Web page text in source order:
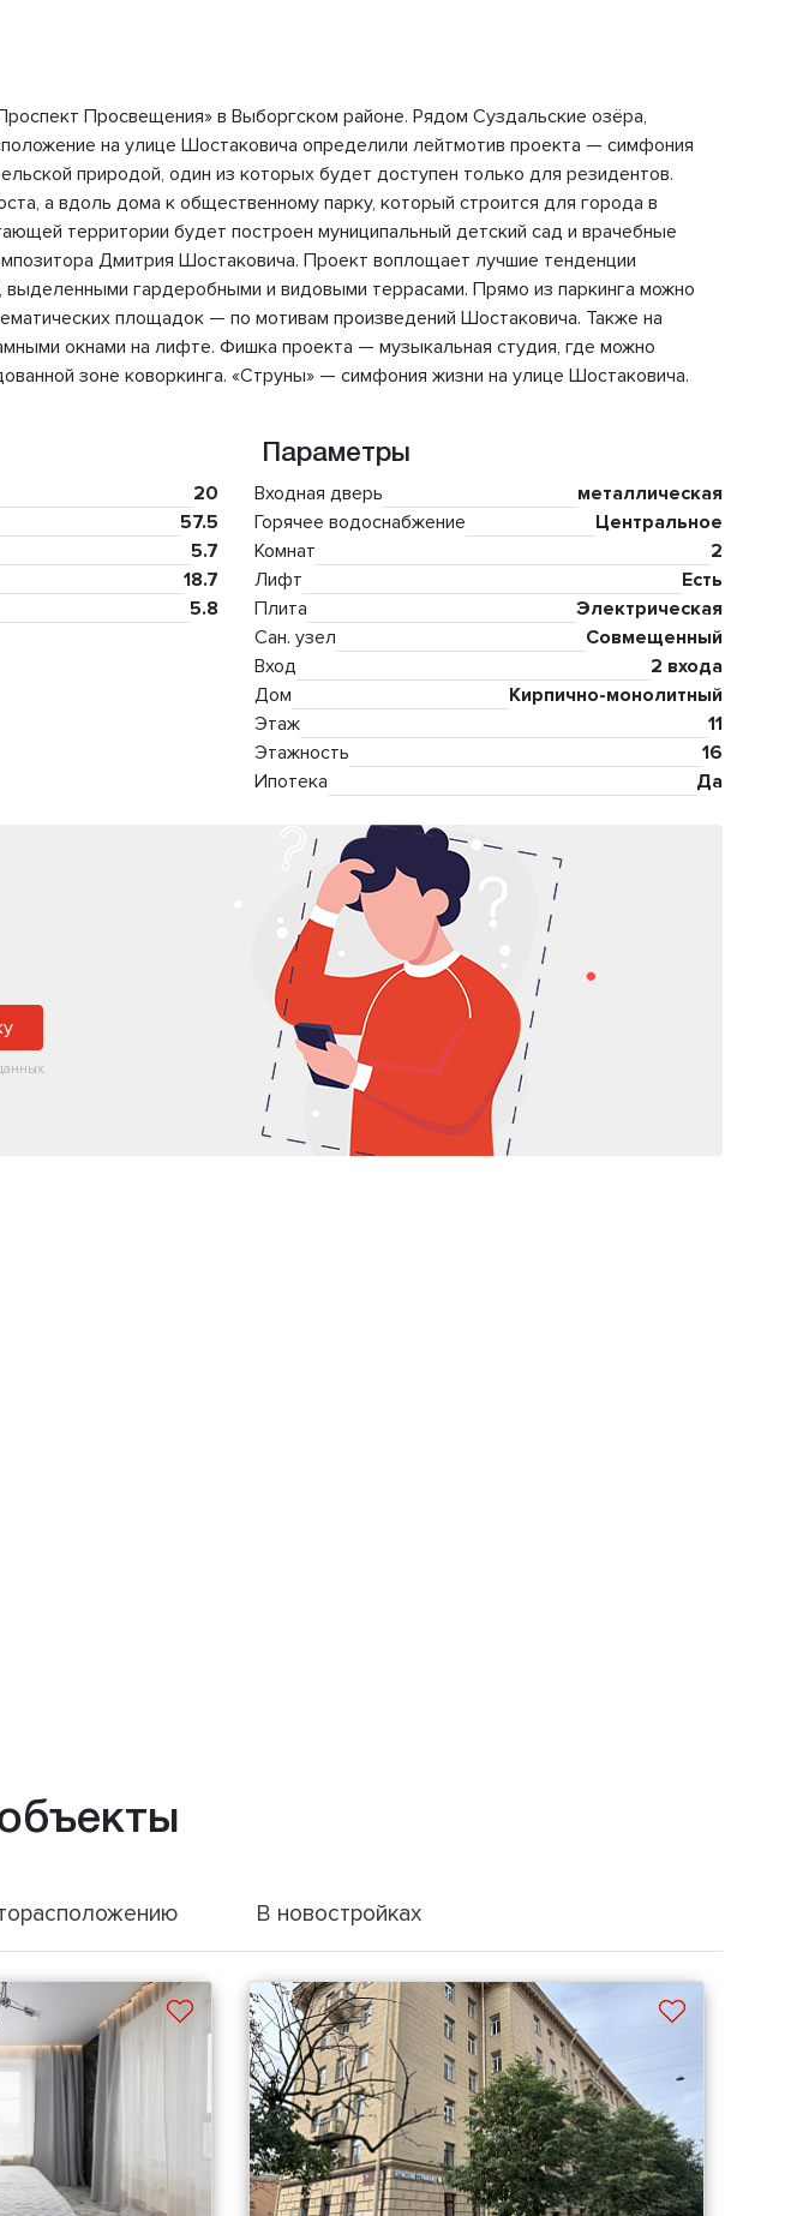
Просвещения» в Выборгском районе. Рядом Суздальские озёра,
на улице Шостаковича определили лейтмотив проекта — симфония
природой, один из которых будет доступен только для резидентов.
а вдоль дома к общественному парку, который строится для города в
территории будет построен муниципальный детский сад и врачебные
Дмитрия Шостаковича. Проект воплощает лучшие тенденции
гардеробными и видовыми террасами. Прямо из паркинга можно
площадок — по мотивам произведений Шостаковича. Также на
окнами на лифте. Фишка проекта — музыкальная студия, где можно
зоне коворкинга. «Струны» — симфония жизни на улице Шостаковича.
20
57.5
5.7
18.7
5.8
Параметры
Входная дверь
металлическая
Горячее водоснабжение
Центральное
Комнат
2
Лифт
Есть
Плита
Электрическая
Сан. узел
Совмещенный
Вход
2 входа
Дом
Кирпично-монолитный
Этаж
11
Этажность
16
Ипотека
Да
В новостройках